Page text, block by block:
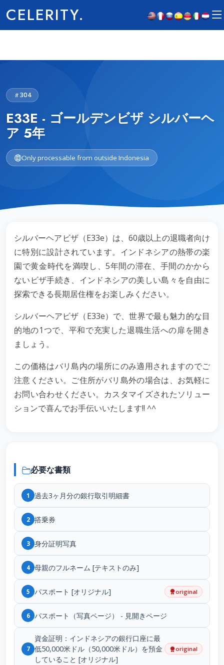
CELERITY.
304
E33E - ゴールデンビザ シルバーヘ
ア 5年
Only processable from outside Indonesia
シルバーヘアビザ（E33e）は、60歳以上の退職者向け
に特別に設計されています。インドネシアの熱帯の楽
園で黄金時代を満喫し、5年間の滞在、手間のかから
ないビザ手続き、インドネシアの美しい島々を自由に
探索できる長期居住権をお楽しみください。
シルバーヘアビザ（E33e）で、世界で最も魅力的な目
的地の1つで、平和で充実した退職生活への扉を開き
ましょう。
この価格はバリ島内の場所にのみ適用されますのでご
注意ください。ご住所がバリ島外の場合は、お気軽に
お問い合わせください。カスタマイズされたソリュー
ションで喜んでお手伝いいたします!! ^^
必要な書類
1 過去3ヶ月分の銀行取引明細書
2 搭乗券
3 身分証明写真
4 母親のフルネーム [テキストのみ]
5 パスポート [オリジナル] original
6 パスポート（写真ページ） - 見開きページ
7
資金証明：インドネシアの銀行口座に最
低50,000米ドル（50,000米ドル）を預金
していること [オリジナル]
original